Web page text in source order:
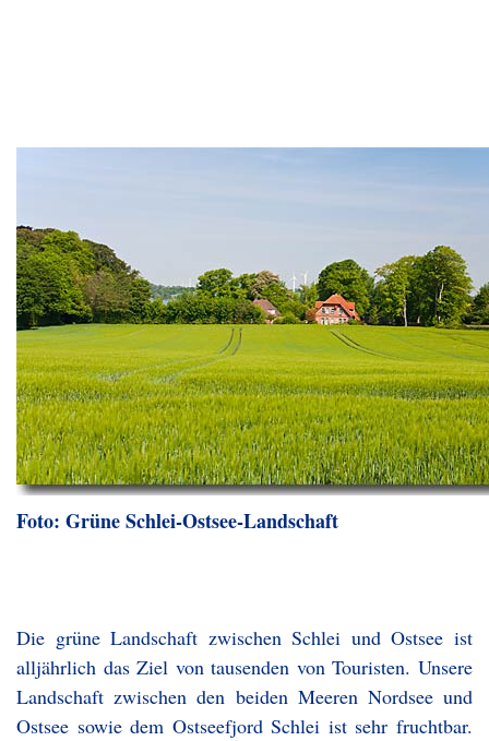
Foto: Grüne Schlei-Ostsee-Landschaft
Die grüne Landschaft zwischen Schlei und Ostsee ist
alljährlich das Ziel von tausenden von Touristen. Unsere
Landschaft zwischen den beiden Meeren Nordsee und
Ostsee sowie dem Ostseefjord Schlei ist sehr fruchtbar.